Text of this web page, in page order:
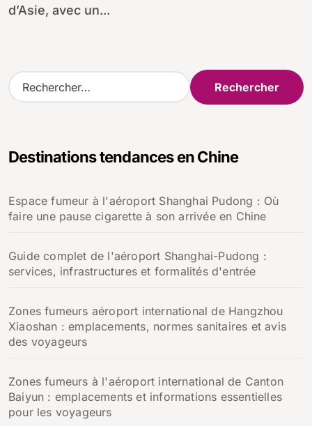
d’Asie, avec un...
R
e
r
e
r
Destinations tendances en Chine
Espace fumeur à l'aéroport Shanghai Pudong : Où
faire une pause cigarette à son arrivée en Chine
Guide complet de l'aéroport Shanghai-Pudong :
services, infrastructures et formalités d'entrée
Zones fumeurs aéroport international de Hangzhou
Xiaoshan : emplacements, normes sanitaires et avis
des voyageurs
Zones fumeurs à l'aéroport international de Canton
Baiyun : emplacements et informations essentielles
pour les voyageurs